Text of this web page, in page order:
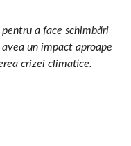
a face schimbări
un impact aproape
crizei climatice.